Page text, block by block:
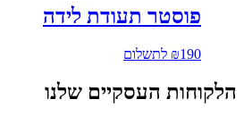
פוסטר תעודת לידה
₪190 לתשלום
הלקוחות העסקיים שלנו